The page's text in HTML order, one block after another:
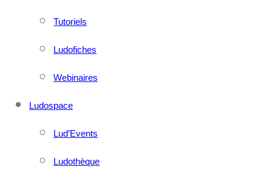
Tutoriels
Ludofiches
Webinaires
Ludospace
Lud’Events
Ludothèque